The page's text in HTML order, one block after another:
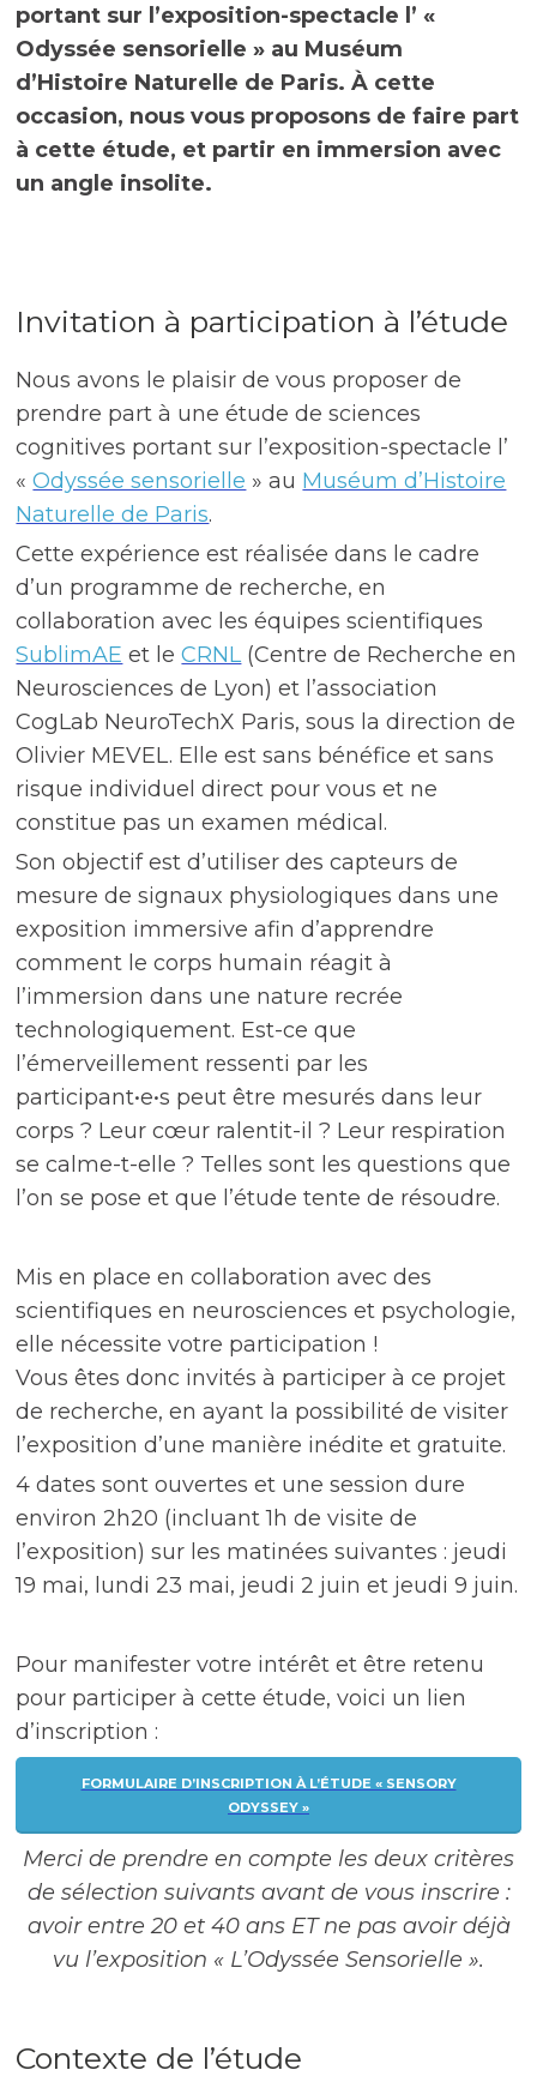
portant sur l’exposition-spectacle l’ «
Odyssée sensorielle » au Muséum
d’Histoire Naturelle de Paris. À cette
occasion, nous vous proposons de faire part
à cette étude, et partir en immersion avec
un angle insolite.
Invitation à participation à l’étude
Nous avons le plaisir de vous proposer de
prendre part à une étude de sciences
cognitives portant sur l’exposition-spectacle l’
«Odyssée sensorielle » au Muséum d’Histoire
Naturelle de Paris.
Cette expérience est réalisée dans le cadre
d’un programme de recherche, en
collaboration avec les équipes scientifiques
SublimAE et leCRNL (Centre de Recherche en
Neurosciences de Lyon) et l’association
CogLab NeuroTechX Paris, sous la direction de
Olivier MEVEL. Elle est sans bénéfice et sans
risque individuel direct pour vous et ne
constitue pas un examen médical.
Son objectif est d’utiliser des capteurs de
mesure de signaux physiologiques dans une
exposition immersive afin d’apprendre
comment le corps humain réagit à
l’immersion dans une nature recrée
technologiquement. Est-ce que
l’émerveillement ressenti par les
participant•e•s peut être mesurés dans leur
corps ? Leur cœur ralentit-il ? Leur respiration
se calme-t-elle ? Telles sont les questions que
l’on se pose et que l’étude tente de résoudre.
Mis en place en collaboration avec des
scientifiques en neurosciences et psychologie,
elle nécessite votre participation !
Vous êtes donc invités à participer à ce projet
de recherche, en ayant la possibilité de visiter
l’exposition d’une manière inédite et gratuite.
4 dates sont ouvertes et une session dure
environ 2h20 (incluant 1h de visite de
l’exposition) sur les matinées suivantes : jeudi
19 mai, lundi 23 mai, jeudi 2 juin et jeudi 9 juin.
Pour manifester votre intérêt et être retenu
pour participer à cette étude, voici un lien
d’inscription :
FORMULAIRE D’INSCRIPTION À L’ÉTUDE « SENSORY
ODYSSEY »
Merci de prendre en compte les deux critères
de sélection suivants avant de vous inscrire :
avoir entre 20 et 40 ans ET ne pas avoir déjà
vu l’exposition « L’Odyssée Sensorielle ».
Contexte de l’étude